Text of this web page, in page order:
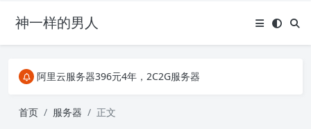
神一样的男人
阿里云服务器396元4年，2C2G服务器
关注Telegram频道有新消息第一时间推送
阿里云服务器396元4年，2C2G服务器
首页 服务器 正文